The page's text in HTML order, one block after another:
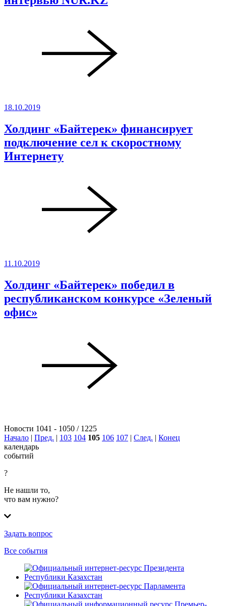
18.10.2019
Холдинг «Байтерек» финансирует
подключение сел к скоростному
Интернету
11.10.2019
Холдинг «Байтерек» победил в
республиканском конкурсе «Зеленый
офис»
Новости 1041 - 1050 / 1225
Начало | Пред. | 103 104 105 106 107 | След. | Конец
календарь
событий
?
Не нашли то,
что вам нужно?
Задать вопрос
Все события